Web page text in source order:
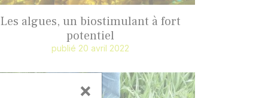
Les algues, un biostimulant à fort
potentiel
publié 20 avril 2022
×